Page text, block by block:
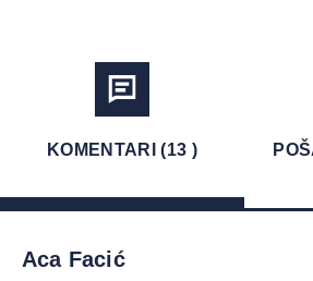
KOMENTARI (13 )
Aca Facić